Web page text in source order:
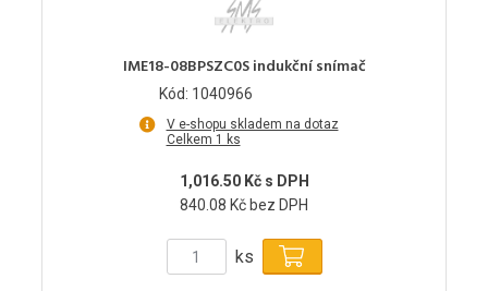
IME18-08BPSZC0S indukční snímač
Kód: 1040966
V e-shopu skladem na dotaz
Celkem 1 ks
1,016.50 Kč s DPH
840.08 Kč bez DPH
ks